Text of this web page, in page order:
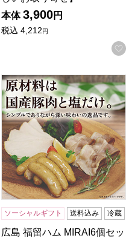
に入りに登録する
本体 3,900円
税込 4,212円
600g【敬老の日】
広島 福留ハム MIRAI6個セッ
ソーシャルギフト 送料込み 冷蔵
広島 福留ハム MIRAI6個セッ